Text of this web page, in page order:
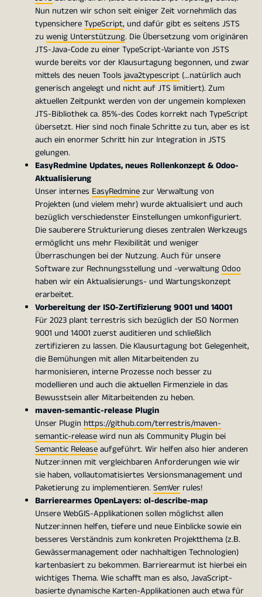
Nun nutzen wir schon seit einiger Zeit vornehmlich das
typensichereTypeScript, und dafür gibt es seitens JSTS
zu wenig Unterstützung. Die Übersetzung vom originären
JTS-Java-Code zu einer TypeScript-Variante von JSTS
wurde bereits vor der Klausurtagung begonnen, und zwar
mittels des neuen Toolsjava2typescript (…natürlich auch
generisch angelegt und nicht auf JTS limitiert). Zum
aktuellen Zeitpunkt werden von der ungemein komplexen
JTS-Bibliothek ca. 85%-des Codes korrekt nach TypeScript
übersetzt. Hier sind noch finale Schritte zu tun, aber es ist
auch ein enormer Schritt hin zur Integration in JSTS
gelungen.
EasyRedmine Updates, neues Rollenkonzept & Odoo-
Aktualisierung
Unser internes EasyRedminezur Verwaltung von
Projekten (und vielem mehr) wurde aktualisiert und auch
bezüglich verschiedenster Einstellungen umkonfiguriert.
Die sauberere Strukturierung dieses zentralen Werkzeugs
ermöglicht uns mehr Flexibilität und weniger
Überraschungen bei der Nutzung. Auch für unsere
Software zur Rechnungsstellung und -verwaltungOdoo
haben wir ein Aktualisierungs- und Wartungskonzept
erarbeitet.
Vorbereitung der ISO-Zertifizierung 9001 und 14001
Für 2023 plant terrestris sich bezüglich der ISO Normen
9001 und 14001 zuerst auditieren und schließlich
zertifizieren zu lassen. Die Klausurtagung bot Gelegenheit,
die Bemühungen mit allen Mitarbeitenden zu
harmonisieren, interne Prozesse noch besser zu
modellieren und auch die aktuellen Firmenziele in das
Bewusstsein aller Mitarbeitenden zu heben.
maven-semantic-release Plugin
Unser Plugin https://github.com/terrestris/maven-
semantic-releasewird nun als Community Plugin bei
Semantic Releaseaufgeführt. Wir helfen also hier anderen
Nutzer:innen mit vergleichbaren Anforderungen wie wir
sie haben, vollautomatisiertes Versionsmanagement und
Paketierung zu implementieren. SemVer rules!
Barrierearmes OpenLayers: ol-describe-map
Unsere WebGIS-Applikationen sollen möglichst allen
Nutzer:innen helfen, tiefere und neue Einblicke sowie ein
besseres Verständnis zum konkreten Projektthema (z.B.
Gewässermanagement oder nachhaltigen Technologien)
kartenbasiert zu bekommen. Barrierearmut ist hierbei ein
wichtiges Thema. Wie schafft man es also, JavaScript-
basierte dynamische Karten-Applikationen auch etwa für